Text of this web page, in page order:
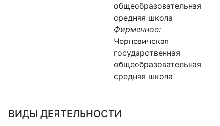
общеобразовательная
средняя школа
Фирменное:
Черневичская
государственная
общеобразовательная
средняя школа
ВИДЫ ДЕЯТЕЛЬНОСТИ